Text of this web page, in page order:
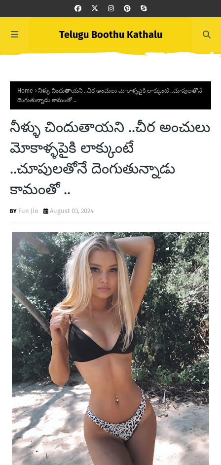
Telugu Boothu Kathalu
Home
నీళ్ళు చిందుతాయని ..చీర అంచులు మోకాళ్ళపైకి లాక్కుంటే ..చూపులతోనే
దెంగుతున్నాడు కామంతో ..
నీళ్ళు చిందుతాయని ..చీర అంచులు
మోకాళ్ళపైకి లాక్కుంటే
..చూపులతోనే దెంగుతున్నాడు
కామంతో ..
Fun Jio August 03, 2024